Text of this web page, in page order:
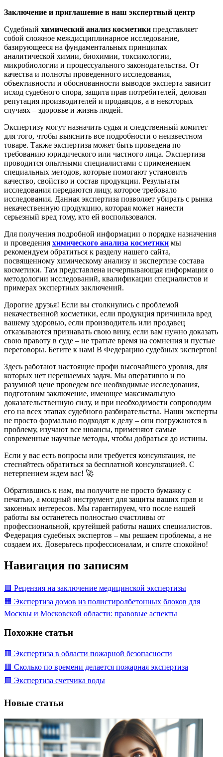
Заключение и приглашение в наш экспертный центр
Судебный химический анализ косметики представляет
собой сложное междисциплинарное исследование,
базирующееся на фундаментальных принципах
аналитической химии, биохимии, токсикологии,
микробиологии и процессуального законодательства. От
качества и полноты проведенного исследования,
объективности и обоснованности выводов эксперта зависит
исход судебного спора, защита прав потребителей, деловая
репутация производителей и продавцов, а в некоторых
случаях – здоровье и жизнь людей.
Экспертизу могут назначить судья и следственный комитет
для того, чтобы выяснить все подробности о неизвестном
товаре. Также экспертиза может быть проведена по
требованию юридического или частного лица. Экспертиза
проводится опытными специалистами с применением
специальных методов, которые помогают установить
качество, свойство и состав продукции. Результаты
исследования передаются лицу, которое требовало
исследования. Данная экспертиза позволяет убирать с рынка
некачественную продукцию, которая может нанести
серьезный вред тому, кто ей воспользовался.
Для получения подробной информации о порядке назначения
и проведения химического анализа косметики мы
рекомендуем обратиться к разделу нашего сайта,
посвященному химическому анализу и экспертизе состава
косметики. Там представлена исчерпывающая информация о
методологии исследований, квалификации специалистов и
примерах экспертных заключений.
Дорогие друзья! Если вы столкнулись с проблемой
некачественной косметики, если продукция причинила вред
вашему здоровью, если производитель или продавец
отказываются признавать свою вину, если вам нужно доказать
свою правоту в суде – не тратьте время на сомнения и пустые
переговоры. Бегите к нам! В Федерацию судебных экспертов!
Здесь работают настоящие профи высочайшего уровня, для
которых нет нерешаемых задач. Мы оперативно и по
разумной цене проведем все необходимые исследования,
подготовим заключение, имеющее максимальную
доказательственную силу, и при необходимости сопроводим
его на всех этапах судебного разбирательства. Наши эксперты
не просто формально подходят к делу – они погружаются в
проблему, изучают все нюансы, применяют самые
современные научные методы, чтобы добраться до истины.
Если у вас есть вопросы или требуется консультация, не
стесняйтесь обратиться за бесплатной консультацией. С
нетерпением ждем вас! 🚀
Обратившись к нам, вы получите не просто бумажку с
печатью, а мощный инструмент для защиты ваших прав и
законных интересов. Мы гарантируем, что после нашей
работы вы останетесь полностью счастливы от
профессиональной, крутейшей работы наших специалистов.
Федерация судебных экспертов – мы решаем проблемы, а не
создаем их. Доверьтесь профессионалам, и спите спокойно!
Навигация по записям
🟩 Рецензия на заключение медицинской экспертизы
🟧 Экспертиза домов из полистиролбетонных блоков для
Москвы и Московской области: правовые аспекты
Похожие статьи
🟥 Экспертиза в области пожарной безопасности
🟥 Сколько по времени делается пожарная экспертиза
🟩 Экспертиза счетчика воды
Новые статьи